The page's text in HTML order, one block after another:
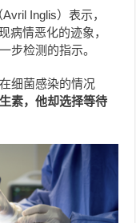
Inglis）表示，
病情恶化的迹象，
步检测的指示。
细菌感染的情况
素，他却选择等待